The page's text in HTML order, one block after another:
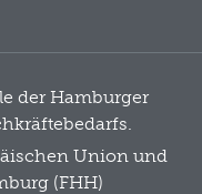
der Hamburger
Union und
(FHH)